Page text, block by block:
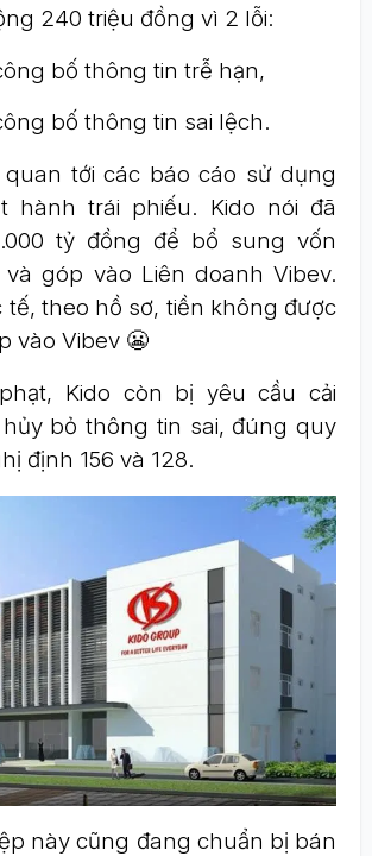
240 triệu đồng vì 2 lỗi:
bố thông tin trễ hạn,
bố thông tin sai lệch.
tới các báo cáo sử dụng
hành trái phiếu. Kido nói đã
tỷ đồng để bổ sung vốn
góp vào Liên doanh Vibev.
theo hồ sơ, tiền không được
vào Vibev 😬
Kido còn bị yêu cầu cải
bỏ thông tin sai, đúng quy
định 156 và 128.
này cũng đang chuẩn bị bán